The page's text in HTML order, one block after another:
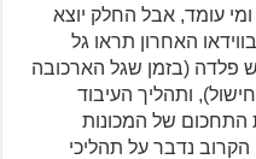
עומד, אבל החלק יוצא
האחרון תראו גל
פלדה (בזמן שגל הארכובה
ותהליך העיבוד
של המכונות
הקרוב נדבר על תהליכי